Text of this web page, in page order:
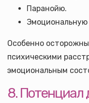
Паранойю.
Эмоциональную
Особенно
психическими
эмоциональным
8. Потенциал